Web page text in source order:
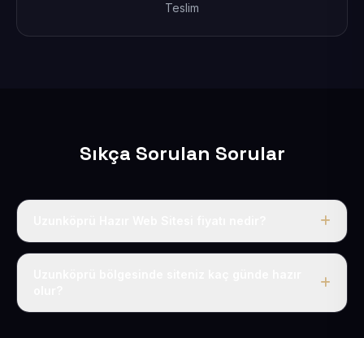
Teslim
Sıkça Sorulan Sorular
Tek fiyat uygulanır: yıllık 50 USD + KDV. Bu bedele alan